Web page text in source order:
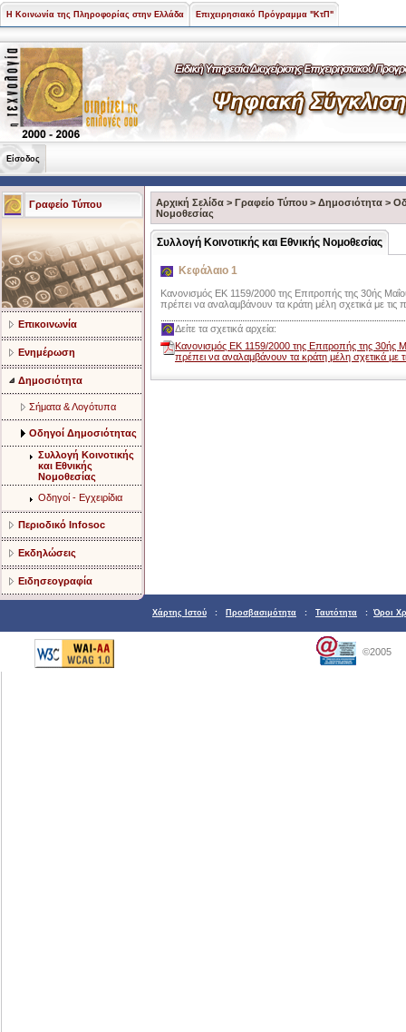
Η Κοινωνία της Πληροφορίας στην Ελλάδα Επιχειρησιακό Πρόγραμμα "ΚτΠ"
Είσοδος
Γραφείο Τύπου
Επικοινωνία
Ενημέρωση
Δημοσιότητα
Σήματα & Λογότυπα
Οδηγοί Δημοσιότητας
Συλλογή Κοινοτικής
και Εθνικής
Νομοθεσίας
Οδηγοί - Εγχειρίδια
Περιοδικό Infosoc
Εκδηλώσεις
Ειδησεογραφία
Αρχική Σελίδα > Γραφείο Τύπου > Δημοσιότητα >
Νομοθεσίας
Συλλογή Κοινοτικής και Εθνικής Νομοθεσίας
Κεφάλαιο 1
Κανονισμός ΕΚ 1159/2000 της Επιτροπής της 30ής
πρέπει να αναλαμβάνουν τα κράτη μέλη σχετικά με τις
Δείτε τα σχετικά αρχεία:
Κανονισμός ΕΚ 1159/2000 της Επιτροπής της 30ής
πρέπει να αναλαμβάνουν τα κράτη μέλη σχετικά με
Χάρτης Ιστού : Προσβασιμότητα : Ταυτότητα : Όροι
©2005